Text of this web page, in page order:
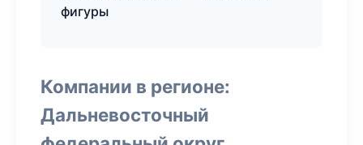
фигуры
Компании в регионе:
Дальневосточный